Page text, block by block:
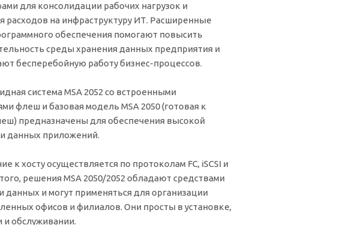
для консолидации рабочих нагрузок и
расходов на инфраструктуру ИТ. Расширенные
обеспечения помогают повысить
среды хранения данных предприятия и
бесперебойную работу бизнес-процессов.
система MSA 2052 со встроенными
флеш и базовая модель MSA 2050 (готовая к
предназначены для обеспечения высокой
данных приложений.
к хосту осуществляется по протоколам FC, iSCSI и
решения MSA 2050/2052 обладают средствами
данных и могут применяться для организации
офисов и филиалов. Они просты в установке,
и обслуживании.